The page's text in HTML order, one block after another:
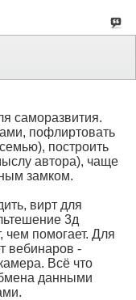
саморазвития.
пофлиртовать
построить
автора), чаще
замком.
вирт для
3д
помогает. Для
вебинаров -
Всё что
данными